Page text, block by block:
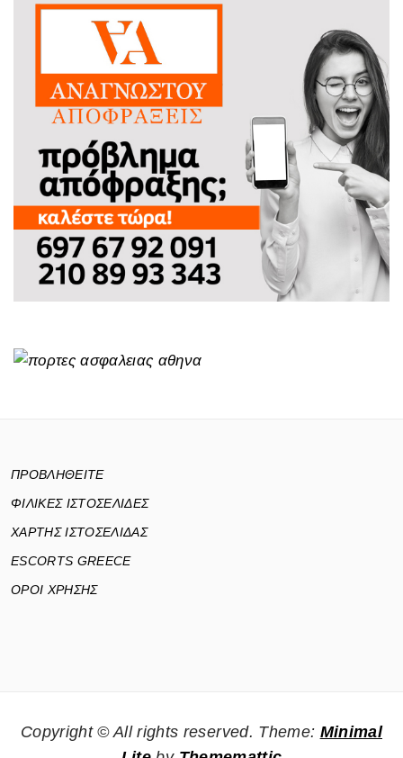
ΠΡΟΒΛΗΘΕΙΤΕ
ΦΙΛΙΚΕΣ ΙΣΤΟΣΕΛΙΔΕΣ
ΧΑΡΤΗΣ ΙΣΤΟΣΕΛΙΔΑΣ
ESCORTS GREECE
ΟΡΟΙ ΧΡΗΣΗΣ
Copyright © All rights reserved. Theme: Minimal